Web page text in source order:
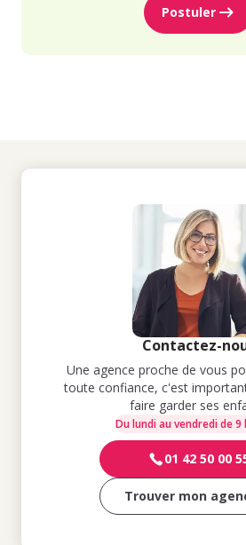
Postuler
Contactez-
Une agence proche de vous
toute confiance, c'est
faire garder ses
Du lundi au vendredi de 9
01 42 50 00
Trouver mon